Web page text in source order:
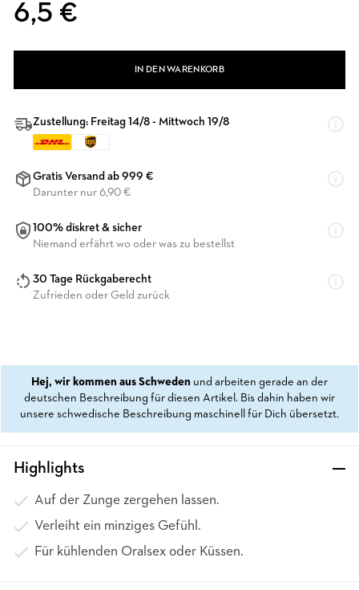
6,5 €
IN DEN WARENKORB
Zustellung: Freitag 14/8 - Mittwoch 19/8
Gratis Versand ab 999 €
Darunter nur 6,90 €
100% diskret & sicher
Niemand erfährt wo oder was zu bestellst
30 Tage Rückgaberecht
Zufrieden oder Geld zurück
Hej, wir kommen aus Schweden und arbeiten gerade an der
deutschen Beschreibung für diesen Artikel. Bis dahin haben wir
unsere schwedische Beschreibung maschinell für Dich übersetzt.
Highlights
Auf der Zunge zergehen lassen.
Verleiht ein minziges Gefühl.
Für kühlenden Oralsex oder Küssen.